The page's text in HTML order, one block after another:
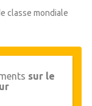
classe mondiale
sur le